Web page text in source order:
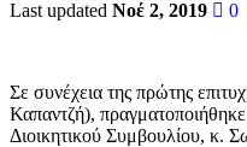
Last updated Νοέ 2, 2019 0
Σε συνέχεια της πρώτης
Καπαντζή),
Διοικητικού Συμβουλίου,